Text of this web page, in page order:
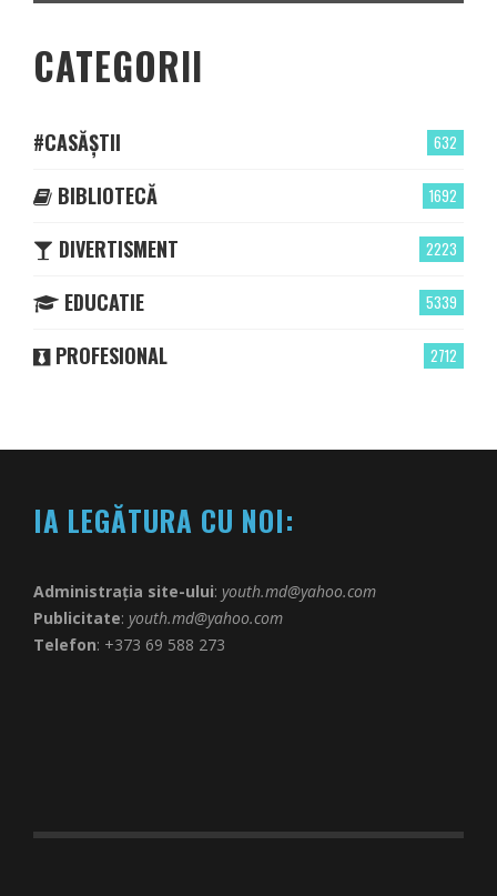
CATEGORII
632
#CASĂȘTII
1692
BIBLIOTECĂ
2223
DIVERTISMENT
5339
EDUCATIE
2712
PROFESIONAL
IA LEGĂTURA CU NOI:
Administrația site-ului: youth.md@yahoo.com
Publicitate: youth.md@yahoo.com
Telefon: +373 69 588 273